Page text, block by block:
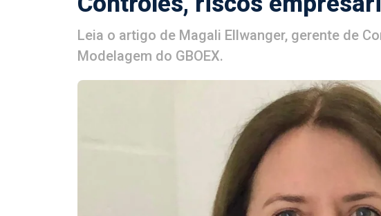
Leia o artigo de Magali Ellwanger, gerente de
Modelagem do GBOEX.